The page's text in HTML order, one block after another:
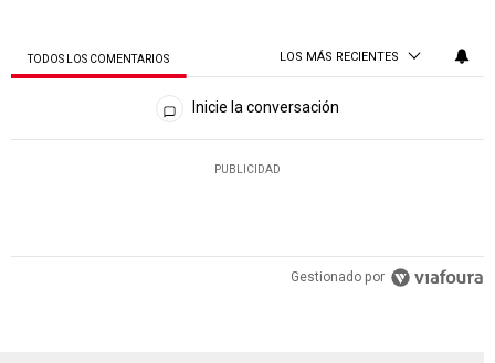
TODOS LOS COMENTARIOS LOS MÁS RECIENTES
Todos los comentarios
Inicie la conversación
PUBLICIDAD
Gestionado por